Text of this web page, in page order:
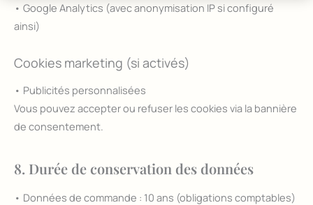
• Google Analytics (avec anonymisation IP si configuré
ainsi)
Cookies marketing (si activés)
• Publicités personnalisées
Vous pouvez accepter ou refuser les cookies via la bannière
de consentement.
8. Durée de conservation des données
• Données de commande : 10 ans (obligations comptables)